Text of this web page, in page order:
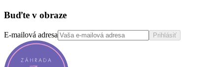
Buďte v obraze
E-mailová adresa Prihlásiť